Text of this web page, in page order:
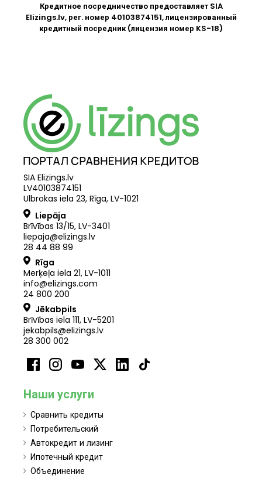
Кредитное посредничество предоставляет SIA
Elizings.lv, рег. номер 40103874151, лицензированный
кредитный посредник (лицензия номер KS-18)
SIA Elizings.lv
LV40103874151
Ulbrokas iela 23, Rīga, LV-1021
Liepāja
Brīvības 13/15, LV-3401
liepaja@elizings.lv
28 44 88 99
Rīga
Merķeļa iela 21, LV-1011
info@elizings.com
24 800 200
Jēkabpils
Brīvības iela 111, LV-5201
jekabpils@elizings.lv
28 300 002
Наши услуги
Сравнить кредиты
Потребительский
Автокредит и лизинг
Ипотечный кредит
Объединение